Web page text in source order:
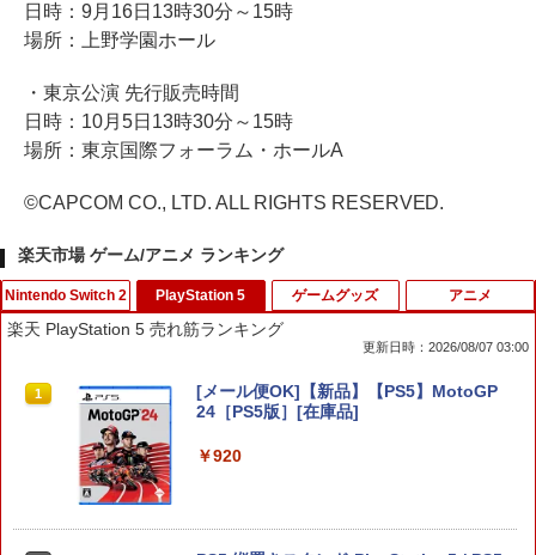
日時：9月16日13時30分～15時
場所：上野学園ホール
・東京公演 先行販売時間
日時：10月5日13時30分～15時
場所：東京国際フォーラム・ホールA
©CAPCOM CO., LTD. ALL RIGHTS RESERVED.
楽天市場 ゲーム/アニメ ランキング
Nintendo Switch 2
1
[メール便OK]【新品】【NS2H】ゲーム
用アナログスティックカバー リラック
PlayStation 5
楽天 PlayStation 5 売れ筋ランキング
更新日時：2026/08/07 03:00
1
[メール便OK]【新品】【PS5】MotoGP
24［PS5版］[在庫品]
￥920
ゲームグッズ アニメ